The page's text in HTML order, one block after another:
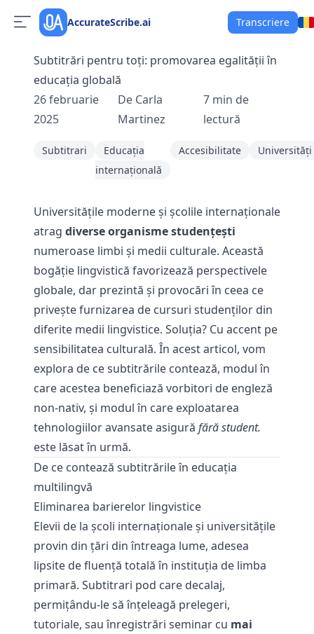
AccurateScribe.ai Transcriere
Subtitrări pentru toți: promovarea egalității în
educația globală
26 februarie
2025
De Carla
Martinez
7 min de
lectură
Subtitrari
Educaţia
internaţională
Accesibilitate Universități
Universităţile moderne şi şcolile internaţionale
atrag diverse organisme studenţeşti
numeroase limbi şi medii culturale. Această
bogăție lingvistică favorizează perspectivele
globale, dar prezintă și provocări în ceea ce
privește furnizarea de cursuri studenților din
diferite medii lingvistice. Soluţia? Cu accent pe
sensibilitatea culturală. În acest articol, vom
explora de ce subtitrările contează, modul în
care acestea beneficiază vorbitori de engleză
non-nativ, și modul în care exploatarea
tehnologiilor avansate asigură fără student.
este lăsat în urmă.
De ce contează subtitrările în educația
multilingvă
Eliminarea barierelor lingvistice
Elevii de la şcoli internaţionale şi universităţile
provin din ţări din întreaga lume, adesea
lipsite de fluenţă totală în instituţia de limba
primară. Subtitrari pod care decalaj,
permițându-le să înțeleagă prelegeri,
tutoriale, sau înregistrări seminar cu mai